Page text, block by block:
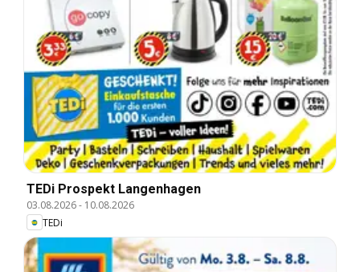
TEDi Prospekt Langenhagen
03.08.2026- 10.08.2026
TEDi